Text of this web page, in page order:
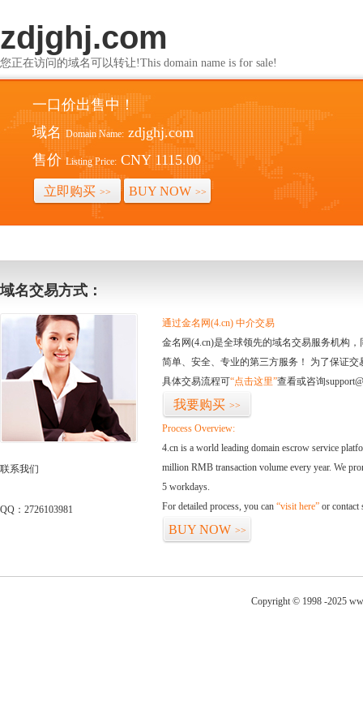
zdjghj.com
您正在访问的域名可以转让!This domain name is for sale!
一口价出售中！
域名 Domain Name: zdjghj.com
售价 Listing Price: CNY 1115.00
立即购买 >> BUY NOW >>
域名交易方式：
联系我们
QQ：2726103981
通过金名网(4.cn) 中介交易
金名网(4.cn)是全球领先的域名交易服务机构
简单、安全、专业的第三方服务！ 为了保证
具体交易流程可“点击这里”查看或咨询
我要购买 >>
Process Overview:
4.cn is a world leading domain escrow service
million RMB transaction volume every year. We
5 workdays.
For detailed process, you can “visit here” or contact
BUY NOW >>
Copyright © 1998 -2025